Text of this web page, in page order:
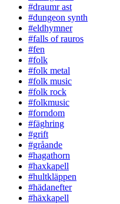
#draumr ast
#dungeon synth
#eldhymner
#falls of rauros
#fen
#folk
#folk metal
#folk music
#folk rock
#folkmusic
#forndom
#fäghring
#grift
#gråande
#hagathorn
#haxkapell
#hultkläppen
#hädanefter
#häxkapell